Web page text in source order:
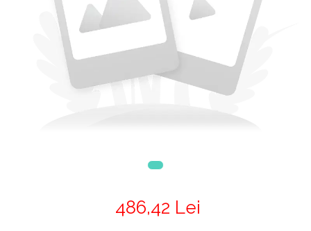
Aparate de respirat autonome
Accesorii generatoare
Camere Termice
Accesorii pentru camere de
Accesorii De Trecere A Apei Si
486,42 Lei